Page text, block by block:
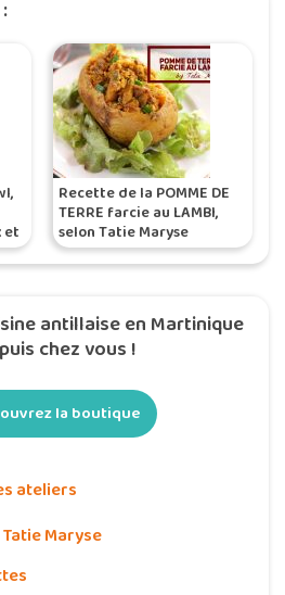
et
Recette de la POMME DE
TERRE farcie au LAMBI,
selon Tatie Maryse
antillaise en Martinique
chez vous !
la boutique
ateliers
Maryse